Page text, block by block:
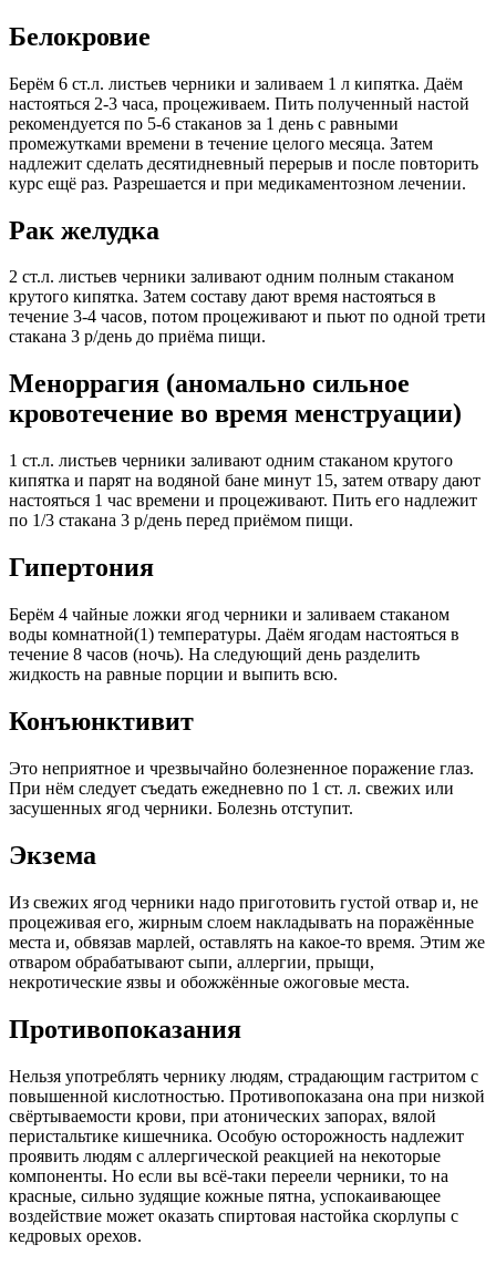
Белокровие
Берём 6 ст.л. листьев черники и заливаем 1 л кипятка. Даём
настояться 2-3 часа, процеживаем. Пить полученный настой
рекомендуется по 5-6 стаканов за 1 день с равными
промежутками времени в течение целого месяца. Затем
надлежит сделать десятидневный перерыв и после повторить
курс ещё раз. Разрешается и при медикаментозном лечении.
Рак желудка
2 ст.л. листьев черники заливают одним полным стаканом
крутого кипятка. Затем составу дают время настояться в
течение 3-4 часов, потом процеживают и пьют по одной трети
стакана 3 р/день до приёма пищи.
Меноррагия (аномально сильное
кровотечение во время менструации)
1 ст.л. листьев черники заливают одним стаканом крутого
кипятка и парят на водяной бане минут 15, затем отвару дают
настояться 1 час времени и процеживают. Пить его надлежит
по 1/3 стакана 3 р/день перед приёмом пищи.
Гипертония
Берём 4 чайные ложки ягод черники и заливаем стаканом
воды комнатной(1) температуры. Даём ягодам настояться в
течение 8 часов (ночь). На следующий день разделить
жидкость на равные порции и выпить всю.
Конъюнктивит
Это неприятное и чрезвычайно болезненное поражение глаз.
При нём следует съедать ежедневно по 1 ст. л. свежих или
засушенных ягод черники. Болезнь отступит.
Экзема
Из свежих ягод черники надо приготовить густой отвар и, не
процеживая его, жирным слоем накладывать на поражённые
места и, обвязав марлей, оставлять на какое-то время. Этим же
отваром обрабатывают сыпи, аллергии, прыщи,
некротические язвы и обожжённые ожоговые места.
Противопоказания
Нельзя употреблять чернику людям, страдающим гастритом с
повышенной кислотностью. Противопоказана она при низкой
свёртываемости крови, при атонических запорах, вялой
перистальтике кишечника. Особую осторожность надлежит
проявить людям с аллергической реакцией на некоторые
компоненты. Но если вы всё-таки переели черники, то на
красные, сильно зудящие кожные пятна, успокаивающее
воздействие может оказать спиртовая настойка скорлупы с
кедровых орехов.